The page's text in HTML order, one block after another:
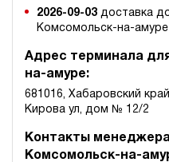
2026-09-03 доставка
Комсомольск-на-амуре
Адрес терминала
на-амуре:
681016, Хабаровский
Кирова ул, дом № 12/2
Контакты
Комсомольск-на-